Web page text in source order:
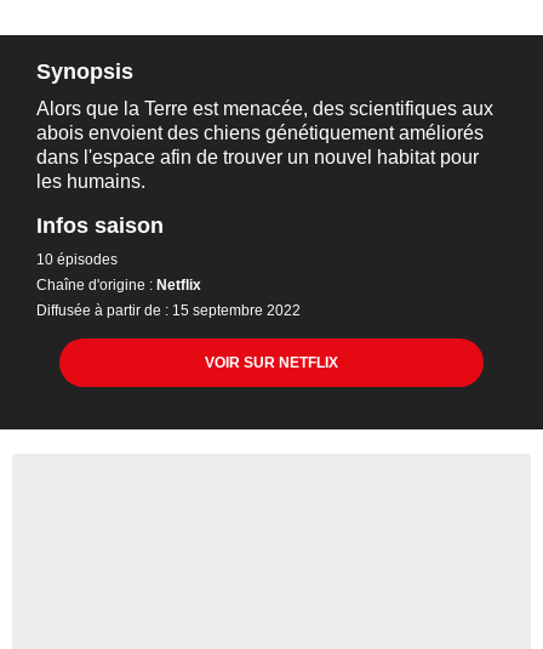
Synopsis
Alors que la Terre est menacée, des scientifiques aux
abois envoient des chiens génétiquement améliorés
dans l'espace afin de trouver un nouvel habitat pour
les humains.
Infos saison
10 épisodes
Chaîne d'origine : Netflix
Diffusée à partir de : 15 septembre 2022
VOIR SUR NETFLIX